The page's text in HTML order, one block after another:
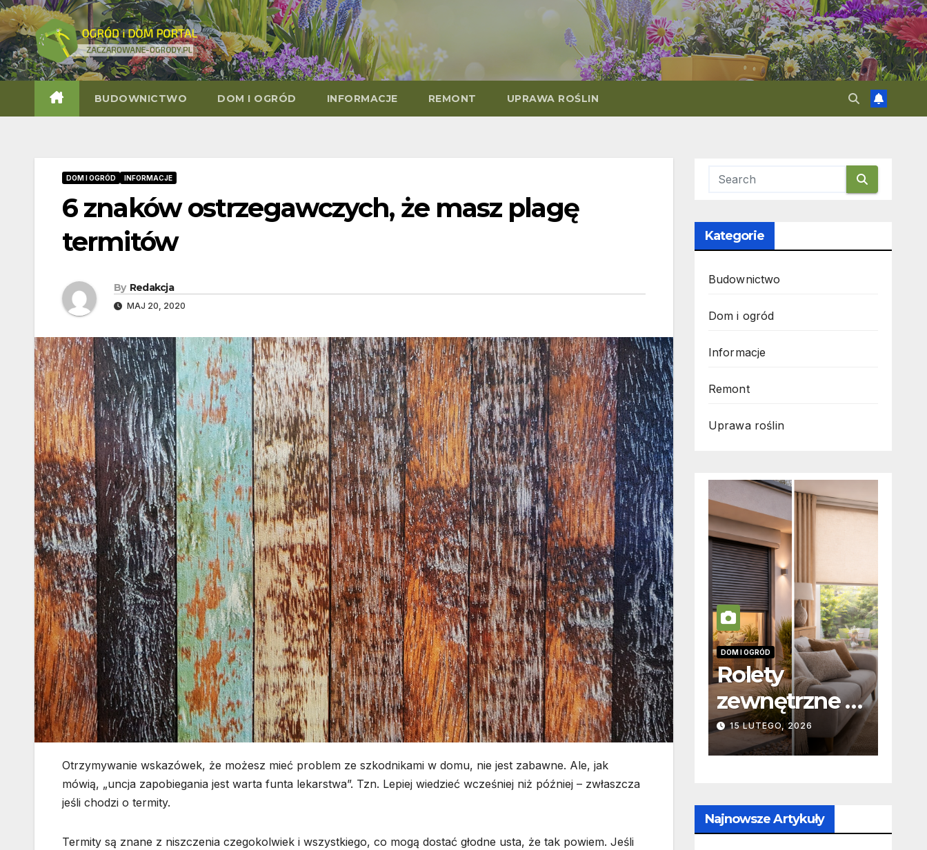
Skip
to
content
BUDOWNICTWO DOM I OGRÓD INFORMACJE REMONT UPRAWA ROŚLIN
DOM I OGRÓD INFORMACJE
6 znaków ostrzegawczych, że masz plagę
termitów
By Redakcja
MAJ 20, 2020
Otrzymywanie wskazówek, że możesz mieć problem ze szkodnikami w domu, nie jest zabawne. Ale, jak
mówią, „uncja zapobiegania jest warta funta lekarstwa”. Tzn. Lepiej wiedzieć wcześniej niż później – zwłaszcza
jeśli chodzi o termity.
Termity są znane z niszczenia czegokolwiek i wszystkiego, co mogą dostać głodne usta, że ​​tak powiem. Jeśli
Kategorie
Budownictwo
Dom i ogród
Informacje
Remont
Uprawa roślin
BUDOWNICTWO
Dom
modułowy
całoroczny –
producent
modułowych?
30 LIPCA, 2026
DOM I OGRÓD
Rolety
zewnętrzne vs
wewnętrzne –
podstawowe
konstrukcyjne
i funkcjonalne
15 LUTEGO, 2026
INFORMACJE
Zabicie
a
ność
19
Najnowsze Artykuły